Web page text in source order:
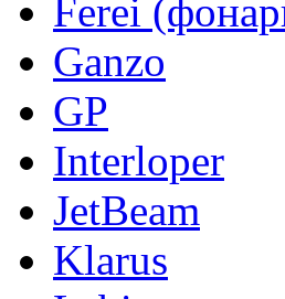
Ferei
Ganzo
GP
Interloper
JetBeam
Klarus